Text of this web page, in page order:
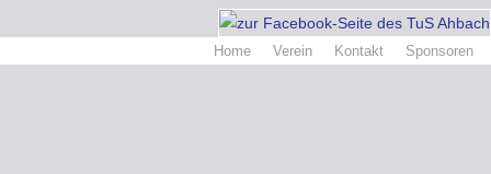
Home Verein Kontakt Sponsoren